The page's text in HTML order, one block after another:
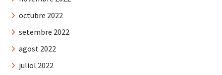
octubre 2022
setembre 2022
agost 2022
juliol 2022